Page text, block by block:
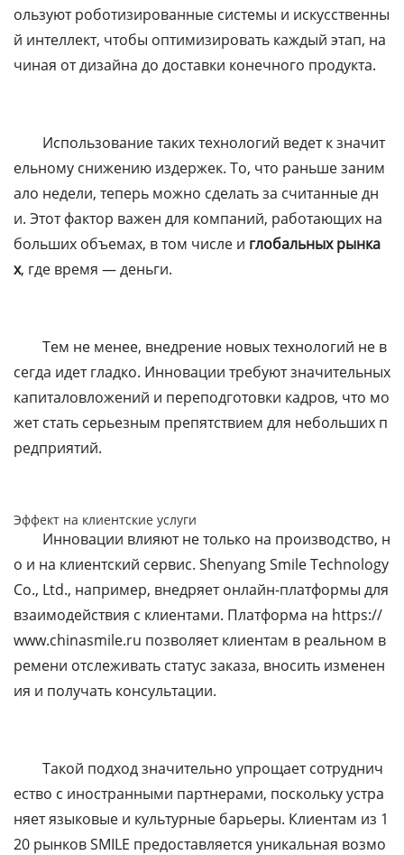
ользуют роботизированные системы и искусственны
й интеллект, чтобы оптимизировать каждый этап, на
чиная от дизайна до доставки конечного продукта.
Использование таких технологий ведет к значит
ельному снижению издержек. То, что раньше заним
ало недели, теперь можно сделать за считанные дн
и. Этот фактор важен для компаний, работающих на
больших объемах, в том числе и глобальных рынка
х, где время — деньги.
Тем не менее, внедрение новых технологий не в
сегда идет гладко. Инновации требуют значительных
капиталовложений и переподготовки кадров, что мо
жет стать серьезным препятствием для небольших п
редприятий.
Эффект на клиентские услуги
Инновации влияют не только на производство, н
о и на клиентский сервис. Shenyang Smile Technology
Co., Ltd., например, внедряет онлайн-платформы для
взаимодействия с клиентами. Платформа на https://
www.chinasmile.ru позволяет клиентам в реальном в
ремени отслеживать статус заказа, вносить изменен
ия и получать консультации.
Такой подход значительно упрощает сотруднич
ество с иностранными партнерами, поскольку устра
няет языковые и культурные барьеры. Клиентам из 1
20 рынков SMILE предоставляется уникальная возмо